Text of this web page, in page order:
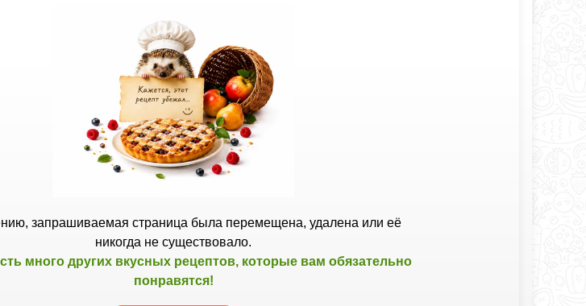
запрашиваемая страница была перемещена, удалена или её
никогда не существовало.
много других вкусных рецептов, которые вам обязательно
понравятся!